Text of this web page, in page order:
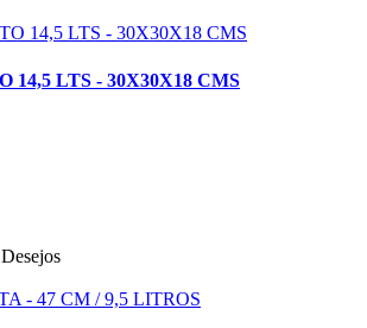
14,5 LTS - 30X30X18 CMS